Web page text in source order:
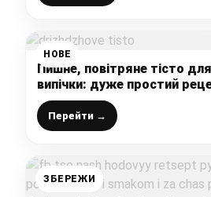
НОВЕ
Пишне, повітряне тісто
випічки: дуже простий
тістом впорається кожен
формування булочок)
Перейти →
ЗБЕРЕЖИ